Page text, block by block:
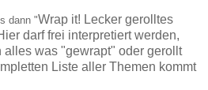
dann "Wrap it! Lecker gerolltes
darf frei interpretiert werden,
alles was "gewrapt" oder gerollt
Liste aller Themen kommt